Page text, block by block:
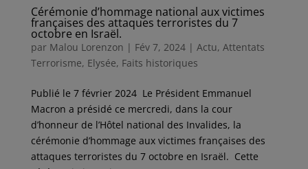
Cérémonie d’hommage national aux victimes
françaises des attaques terroristes du 7
octobre en Israël.
par Malou Lorenzon | Fév 7, 2024| Actu, Attentats
Terrorisme, Elysée, Faits historiques
Publié le 7 février 2024 Le Président Emmanuel
Macron a présidé ce mercredi, dans la cour
d’honneur de l’Hôtel national des Invalides, la
cérémonie d’hommage aux victimes françaises des
attaques terroristes du 7 octobre en Israël. Cette